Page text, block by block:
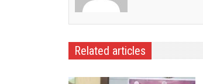
Related articles